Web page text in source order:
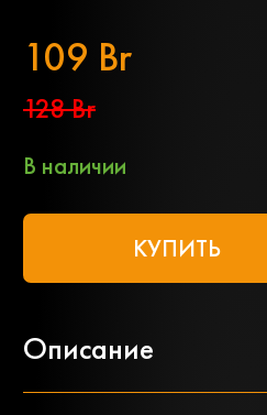
109 Br
128 Br
В наличии
КУПИТЬ
Описание